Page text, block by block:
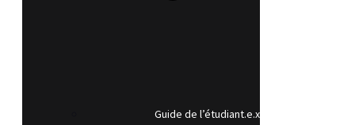
Guide de l’étudiant.e.x